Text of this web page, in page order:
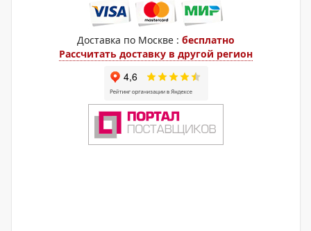
Доставка по Москве : бесплатно
Рассчитать доставку в другой регион